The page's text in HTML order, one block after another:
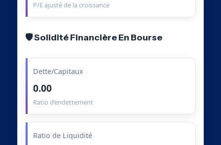
P/E ajusté de la croissance
🛡️ Solidité Financière En Bourse
Dette/Capitaux
0.00
Ratio d’endettement
Ratio de Liquidité